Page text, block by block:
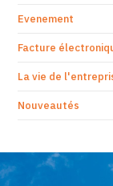
Evenement
Facture
La vie de
Nouveautés